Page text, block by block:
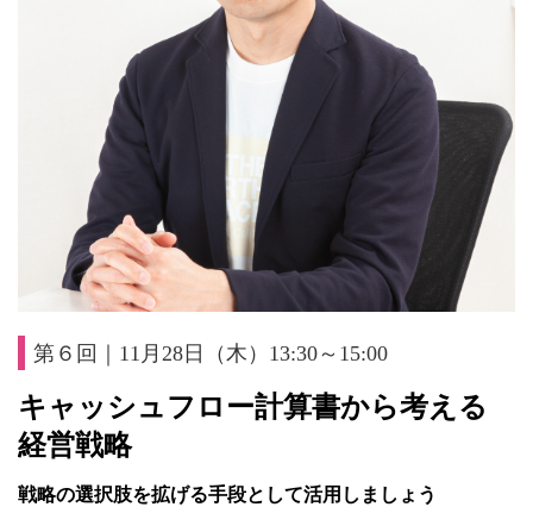
第６回｜11月28日（木）13:30～15:00
キャッシュフロー計算書から考える
経営戦略
戦略の選択肢を拡げる手段として活用しましょう